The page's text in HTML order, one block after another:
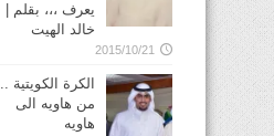
يعرف ،،، بقلم |
خالد الهيت
2015/10/21
الكرة الكويتية ..
من هاويه الى
هاويه